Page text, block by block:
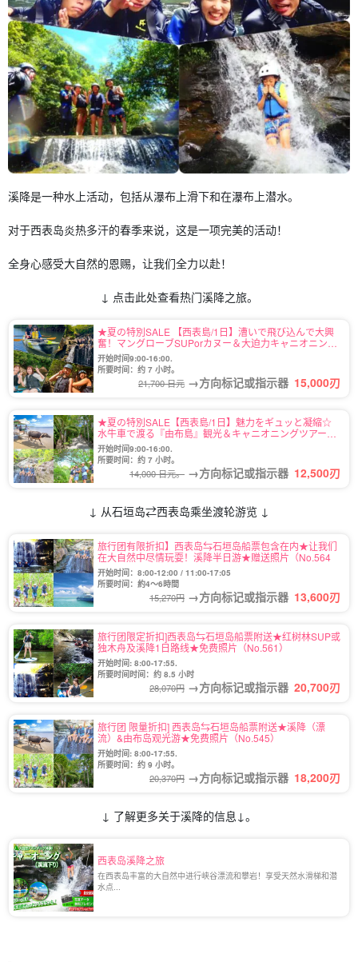
溪降是一种水上活动，包括从瀑布上滑下和在瀑布上潜水。
对于西表岛炎热多汗的春季来说，这是一项完美的活动！
全身心感受大自然的恩赐，让我们全力以赴！
↓ 点击此处查看热门溪降之旅。
★夏の特別SALE 【西表島/1日】漕いで飛び込んで大興
奮！マングローブSUPorカヌー＆大迫力キャニオニング
ツアー《写真無料＆送迎可》人気急上昇中☆（No.97）
开始时间9:00-16:00.
所要时间：约 7 小时。
21,700 日元 →方向标记或指示器 15,000刃
★夏の特別SALE【西表島/1日】魅力をギュッと凝縮☆
水牛車で渡る『由布島』観光＆キャニオニングツアー★
写真無料（No.123）
开始时间9:00-16:00.
所要时间：约 7 小时。
14,000 日元。 →方向标记或指示器 12,500刃
↓ 从石垣岛⇄西表岛乘坐渡轮游览 ↓
旅行团有限折扣】西表岛⇆石垣岛船票包含在内★让我们
在大自然中尽情玩耍！溪降半日游★赠送照片（No.564
开始时间：8:00-12:00 / 11:00-17:05
所要时间：約4～6時間
15,270円 →方向标记或指示器 13,600刃
旅行团限定折扣]西表岛⇆石垣岛船票附送★红树林SUP或
独木舟及溪降1日路线★免费照片（No.561）
开始时间: 8:00-17:55.
所要时间时间：约 8.5 小时
28,070円 →方向标记或指示器 20,700刃
旅行团 限量折扣] 西表岛⇆石垣岛船票附送★溪降（漂
流）&由布岛观光游★免费照片（No.545）
开始时间: 8:00-17:55.
所要时间：约 9 小时。
20,370円 →方向标记或指示器 18,200刃
↓ 了解更多关于溪降的信息↓。
西表岛溪降之旅
在西表岛丰富的大自然中进行峡谷漂流和攀岩！享受天然水滑梯和潜
水点...